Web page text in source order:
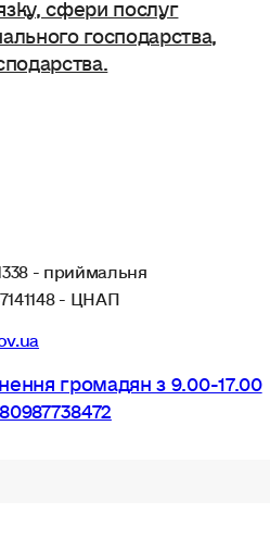
господарства,
- приймальня
- ЦНАП
громадян з 9.00-17.00